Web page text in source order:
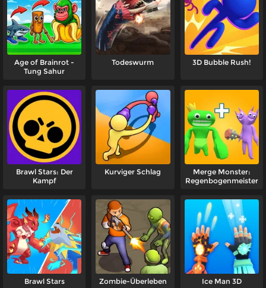
Age of Brainrot -
Tung Sahur
Todeswurm 3D Bubble Rush!
Brawl Stars: Der
Kampf
Kurviger Schlag
Merge Monster:
Regenbogenmeister
Brawl Stars Zombie-Überleben Ice Man 3D